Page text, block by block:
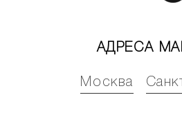
АДРЕСА
Москва